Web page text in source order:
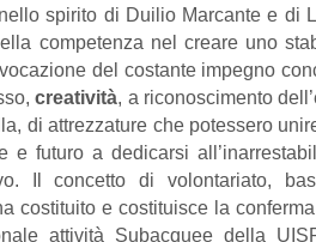
spirito di Duilio Marcante e di
competenza nel creare uno
del costante impegno
creatività, a riconoscimento
di attrezzature che potessero
e futuro a dedicarsi
Il concetto di volontariato,
costituito e costituisce la
attività Subacquee della